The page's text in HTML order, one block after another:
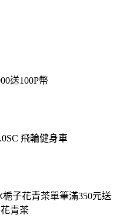
送100P幣
飛輪健身車
子花青茶單筆滿350元送
青茶